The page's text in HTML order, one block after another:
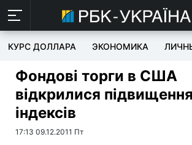
КУРС ДОЛЛАРА ЭКОНОМИКА
Фондові торги в США
відкрилися
індексів
17:13 09.12.2011 Пт